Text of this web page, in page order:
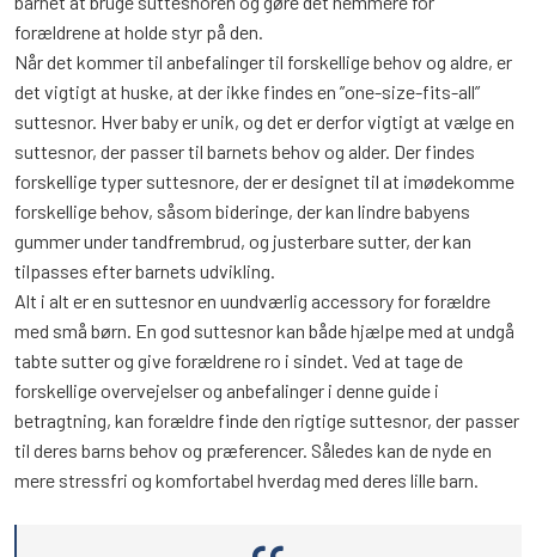
forældrene at holde styr på den.
Når det kommer til anbefalinger til forskellige behov og aldre, er
det vigtigt at huske, at der ikke findes en ”one-size-fits-all”
suttesnor. Hver baby er unik, og det er derfor vigtigt at vælge en
suttesnor, der passer til barnets behov og alder. Der findes
forskellige typer suttesnore, der er designet til at imødekomme
forskellige behov, såsom bideringe, der kan lindre babyens
gummer under tandfrembrud, og justerbare sutter, der kan
tilpasses efter barnets udvikling.
Alt i alt er en suttesnor en uundværlig accessory for forældre
med små børn. En god suttesnor kan både hjælpe med at undgå
tabte sutter og give forældrene ro i sindet. Ved at tage de
forskellige overvejelser og anbefalinger i denne guide i
betragtning, kan forældre finde den rigtige suttesnor, der passer
til deres barns behov og præferencer. Således kan de nyde en
mere stressfri og komfortabel hverdag med deres lille barn.